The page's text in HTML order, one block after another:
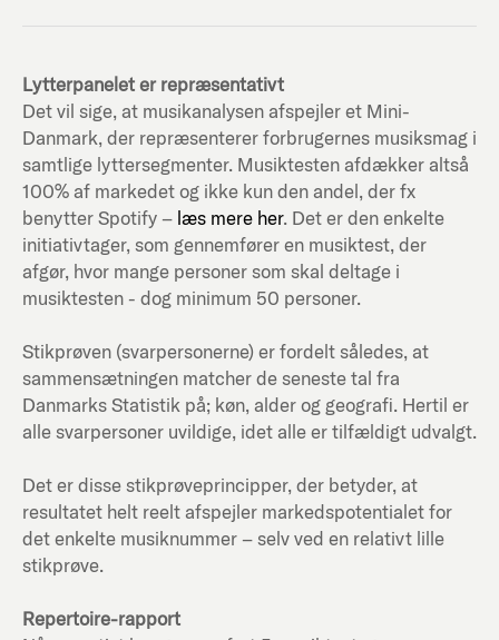
Lytterpanelet er repræsentativt
Det vil sige, at musikanalysen afspejler et Mini-
Danmark, der repræsenterer forbrugernes musiksmag i
samtlige lyttersegmenter. Musiktesten afdækker altså
100% af markedet og ikke kun den andel, der fx
benytter Spotify – læs mere her. Det er den enkelte
initiativtager, som gennemfører en musiktest, der
afgør, hvor mange personer som skal deltage i
musiktesten - dog minimum 50 personer.
Stikprøven (svarpersonerne) er fordelt således, at
sammensætningen matcher de seneste tal fra
Danmarks Statistik på; køn, alder og geografi. Hertil er
alle svarpersoner uvildige, idet alle er tilfældigt udvalgt.
Det er disse stikprøveprincipper, der betyder, at
resultatet helt reelt afspejler markedspotentialet for
det enkelte musiknummer – selv ved en relativt lille
stikprøve.
Repertoire-rapport